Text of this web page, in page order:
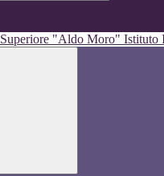
Istituto